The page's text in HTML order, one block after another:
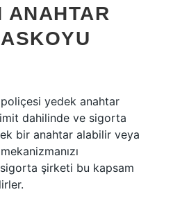
ANAHTAR
poliçesi yedek anahtar
dahilinde ve sigorta
bir anahtar alabilir veya
şirketi bu kapsam